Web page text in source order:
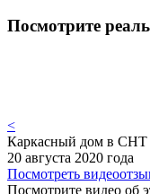
Посмотрите
<
Каркасный дом в СНТ
20 августа 2020 года
Посмотреть
Посмотрите видео об